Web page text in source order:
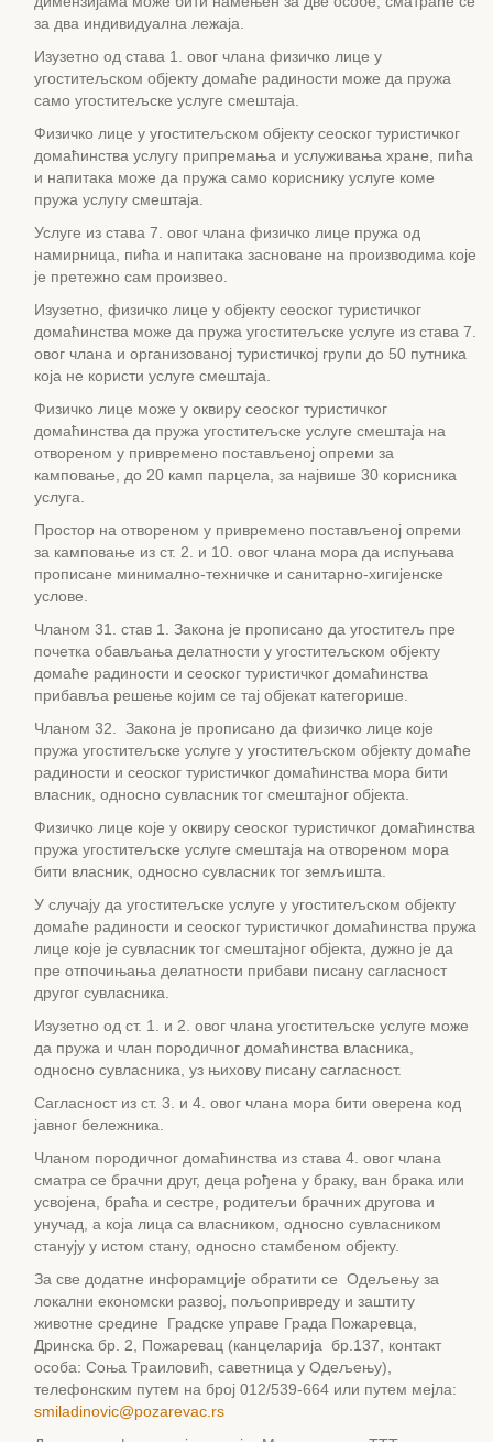
за два индивидуална лежаја.
Изузетно од става 1. овог члана физичко лице у
угоститељском објекту домаће радиности може да пружа
само угоститељске услуге смештаја.
Физичко лице у угоститељском објекту сеоског туристичког
домаћинства услугу припремања и услуживања хране, пића
и напитака може да пружа само кориснику услуге коме
пружа услугу смештаја.
Услуге из става 7. овог члана физичко лице пружа од
намирница, пића и напитака засноване на производима које
је претежно сам произвео.
Изузетно, физичко лице у објекту сеоског туристичког
домаћинства може да пружа угоститељске услуге из става 7.
овог члана и организованој туристичкој групи до 50 путника
која не користи услуге смештаја.
Физичко лице може у оквиру сеоског туристичког
домаћинства да пружа угоститељске услуге смештаја на
отвореном у привремено постављеној опреми за
камповање, до 20 камп парцела, за највише 30 корисника
услуга.
Простор на отвореном у привремено постављеној опреми
за камповање из ст. 2. и 10. овог члана мора да испуњава
прописане минимално-техничке и санитарно-хигијенске
услове.
Чланом 31. став 1. Закона је прописано да угоститељ пре
почетка обављања делатности у угоститељском објекту
домаће радиности и сеоског туристичког домаћинства
прибавља решење којим се тај објекат категорише.
Чланом 32. Закона је прописано да физичко лице које
пружа угоститељске услуге у угоститељском објекту домаће
радиности и сеоског туристичког домаћинства мора бити
власник, односно сувласник тог смештајног објекта.
Физичко лице које у оквиру сеоског туристичког домаћинства
пружа угоститељске услуге смештаја на отвореном мора
бити власник, односно сувласник тог земљишта.
У случају да угоститељске услуге у угоститељском објекту
домаће радиности и сеоског туристичког домаћинства пружа
лице које је сувласник тог смештајног објекта, дужно је да
пре отпочињања делатности прибави писану сагласност
другог сувласника.
Изузетно од ст. 1. и 2. овог члана угоститељске услуге може
да пружа и члан породичног домаћинства власника,
односно сувласника, уз њихову писану сагласност.
Сагласност из ст. 3. и 4. овог члана мора бити оверена код
јавног бележника.
Чланом породичног домаћинства из става 4. овог члана
сматра се брачни друг, деца рођена у браку, ван брака или
усвојена, браћа и сестре, родитељи брачних другова и
унучад, а која лица са власником, односно сувласником
станују у истом стану, односно стамбеном објекту.
За све додатне инфорамције обратити се Одељењу за
локални економски развој, пољопривреду и заштиту
животне средине Градске управе Града Пожаревца,
Дринска бр. 2, Пожаревац (канцеларија бр.137, контакт
особа: Соња Траиловић, саветница у Одељењу),
телефонским путем на број 012/539-664 или путем мејла:
smiladinovic@pozarevac.rs